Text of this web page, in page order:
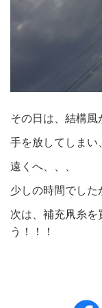
その日は、結構風
手を放してしまい
遠くへ、、、
少しの時間でした
次は、補充凧糸を
う！！！